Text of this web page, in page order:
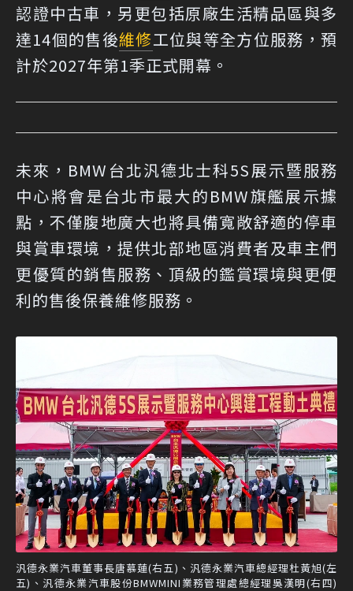
認證中古車，另更包括原廠生活精品區與多
達14個的售後維修工位與等全方位服務，預
計於2027年第1季正式開幕。
未來，BMW台北汎德北士科5S展示暨服務
中心將會是台北市最大的BMW旗艦展示據
點，不僅腹地廣大也將具備寬敞舒適的停車
與賞車環境，提供北部地區消費者及車主們
更優質的銷售服務、頂級的鑑賞環境與更便
利的售後保養維修服務。
汎德永業汽車董事長唐慕蓮(右五)、汎德永業汽車總經理杜黃旭(左
五)、汎德永業汽車股份BMWMINI業務管理處總經理吳漢明(右四)